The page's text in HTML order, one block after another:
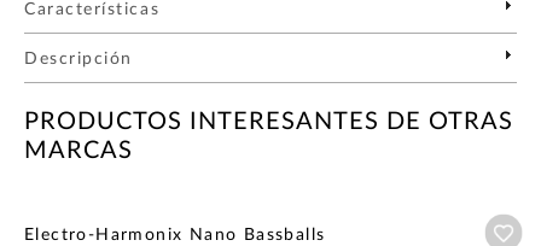
Características
Descripción
PRODUCTOS INTERESANTES DE OTRAS
MARCAS
Electro-Harmonix Nano Bassballs